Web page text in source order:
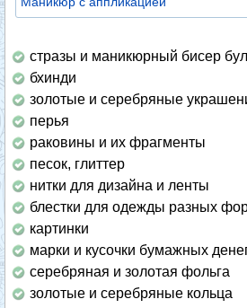
стразы и маникюрный бисер
бхинди
золотые и серебряные
перья
раковины и их фрагменты
песок, глиттер
нитки для дизайна и ленты
блестки для одежды разных
картинки
марки и кусочки бумажных
серебряная и золотая фольга
золотые и серебряные кольца